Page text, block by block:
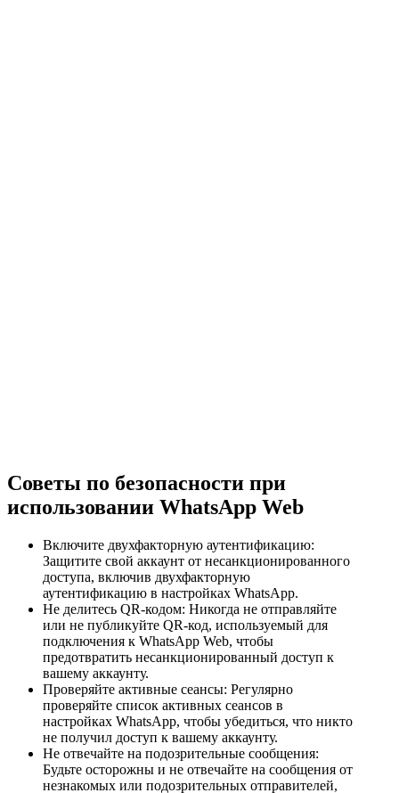
Советы по безопасности при
использовании WhatsApp Web
Включите двухфакторную аутентификацию:
Защитите свой аккаунт от несанкционированного
доступа, включив двухфакторную
аутентификацию в настройках WhatsApp.
Не делитесь QR-кодом: Никогда не отправляйте
или не публикуйте QR-код, используемый для
подключения к WhatsApp Web, чтобы
предотвратить несанкционированный доступ к
вашему аккаунту.
Проверяйте активные сеансы: Регулярно
проверяйте список активных сеансов в
настройках WhatsApp, чтобы убедиться, что никто
не получил доступ к вашему аккаунту.
Не отвечайте на подозрительные сообщения:
Будьте осторожны и не отвечайте на сообщения от
незнакомых или подозрительных отправителей,